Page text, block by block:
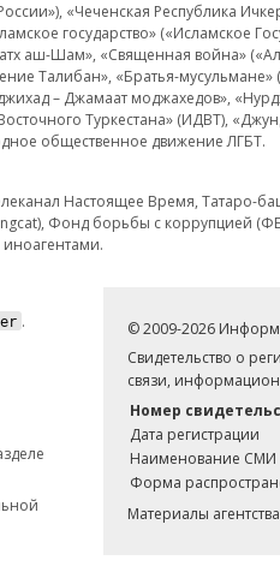
«Чеченская Республика
государство» («Исламское
аш-Шам», «Священная война»
Талибан», «Братья-мусульмане»
– Джамаат моджахедов»,
Туркестана» (ИДВТ),
общественное движение ЛГБТ.
Настоящее Время, Татаро-
Фонд борьбы с коррупцией
.
© 2009-2026
Свидетельство о
связи,
Номер
Дата регистрации
Наименование СМИ
Форма
Материалы